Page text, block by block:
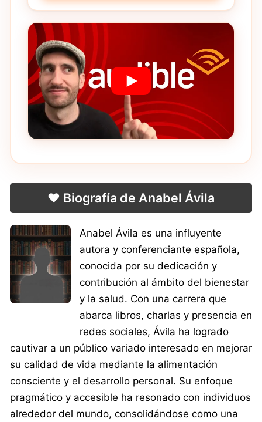
❤️ Biografía de Anabel Ávila
Anabel Ávila es una influyente
autora y conferenciante española,
conocida por su dedicación y
contribución al ámbito del bienestar
y la salud. Con una carrera que
abarca libros, charlas y presencia en
redes sociales, Ávila ha logrado
cautivar a un público variado interesado en mejorar
su calidad de vida mediante la alimentación
consciente y el desarrollo personal. Su enfoque
pragmático y accesible ha resonado con individuos
alrededor del mundo, consolidándose como una